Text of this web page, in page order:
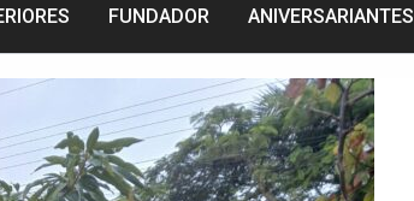
FUNDADOR ANIVERSARIANTES